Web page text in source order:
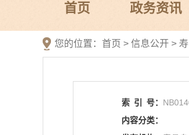
首页 政务资讯
您的位置： 首页 > 信息公开 >
索 引 号：
内容分类：